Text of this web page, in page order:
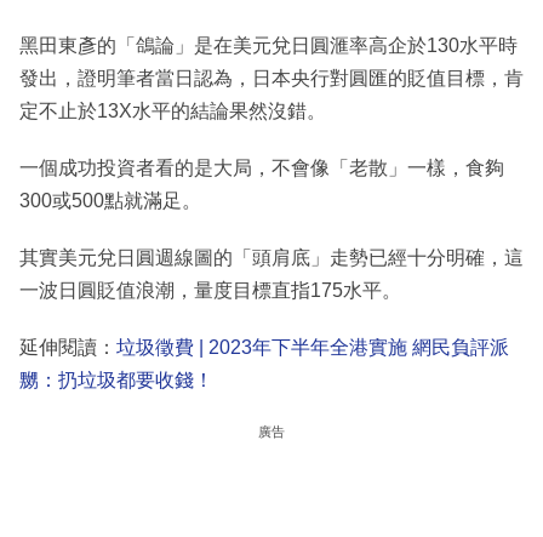
黑田東彥的「鴿論」是在美元兌日圓滙率高企於130水平時
發出，證明筆者當日認為，日本央行對圓匯的貶值目標，肯
定不止於13X水平的結論果然沒錯。
一個成功投資者看的是大局，不會像「老散」一樣，食夠
300或500點就滿足。
其實美元兌日圓週線圖的「頭肩底」走勢已經十分明確，這
一波日圓貶值浪潮，量度目標直指175水平。
延伸閱讀： 垃圾徵費 | 2023年下半年全港實施 網民負評派
嬲：扔垃圾都要收錢！
廣告